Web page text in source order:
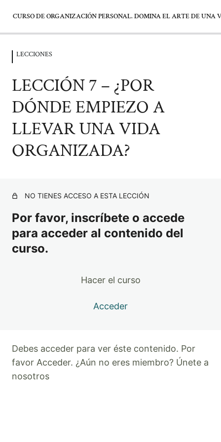
CURSO DE ORGANIZACIÓN PERSONAL. DOMINA EL ARTE DE UNA
LECCIONES
LECCIÓN 1 – PRINCIPIOS FUNDAMENTALES DE LA
ORGANIZACIÓN PERSONAL
TAREAS Y PROYECTOS
DOMINANDO EL ORDEN EN LA ORGANIZACIÓN DE TU
LECCIÓN 6 – ORGANIZACIÓN PERSONAL Y BIENESTAR
VIDA ORGANIZADA?
LECCIÓN 8 – MANTENIMIENTO DE LA ORGANIZACIÓN
LECCIONES
LECCIÓN 7 – ¿POR
DÓNDE EMPIEZO A
LLEVAR UNA VIDA
ORGANIZADA?
NO TIENES ACCESO A ESTA LECCIÓN
Por favor, inscríbete o accede
para acceder al contenido del
curso.
Hacer el curso
Acceder
Debes acceder para ver éste contenido. Por
favor Acceder. ¿Aún no eres miembro? Únete a
nosotros